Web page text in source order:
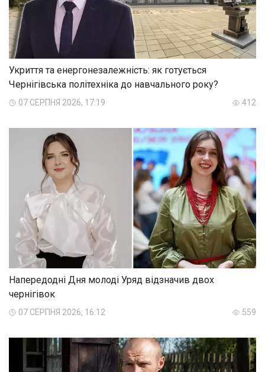
Укриття та енергонезалежність: як готується
Чернігівська політехніка до навчального року?
07 СЕРПНЯ 2026, 17:19 412
Напередодні Дня молоді Уряд відзначив двох
чернігівок
07 СЕРПНЯ 2026, 16:12 559